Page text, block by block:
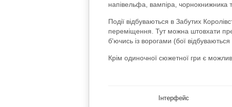
напівельфа, вампіра, чорнокнижника
Події відбуваються в Забутих
переміщення. Тут можна штовхати
б'ючись із ворогами (бої
Крім одиночної сюжетної гри є
Інтерфейс